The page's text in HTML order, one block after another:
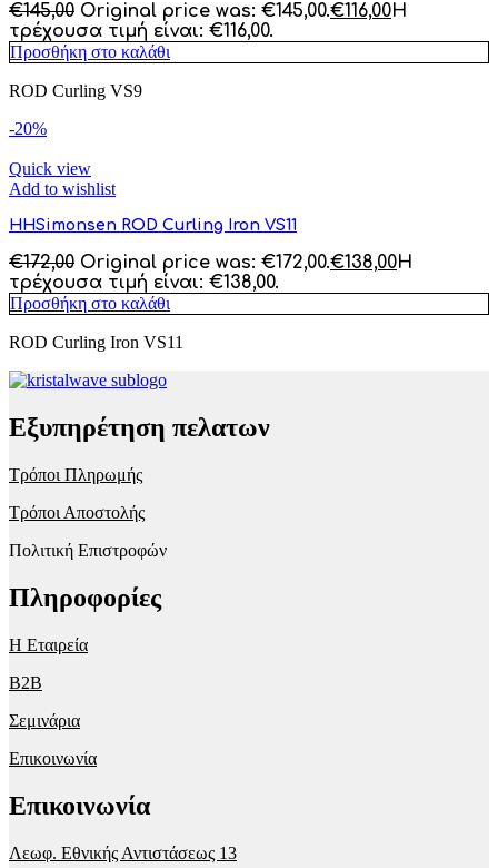
€145,00 Original price was: €145,00.€116,00Η
τρέχουσα τιμή είναι: €116,00.
Προσθήκη στο καλάθι
ROD Curling VS9
-20%
Quick view
Add to wishlist
HHSimonsen ROD Curling Iron VS11
€172,00 Original price was: €172,00.€138,00Η
τρέχουσα τιμή είναι: €138,00.
Προσθήκη στο καλάθι
ROD Curling Iron VS11
Εξυπηρέτηση πελατων
Τρόποι Πληρωμής
Τρόποι Αποστολής
Πολιτική Επιστροφών
Πληροφορίες
Η Εταιρεία
B2B
Σεμινάρια
Επικοινωνία
Επικοινωνία
Λεωφ. Εθνικής Αντιστάσεως 13